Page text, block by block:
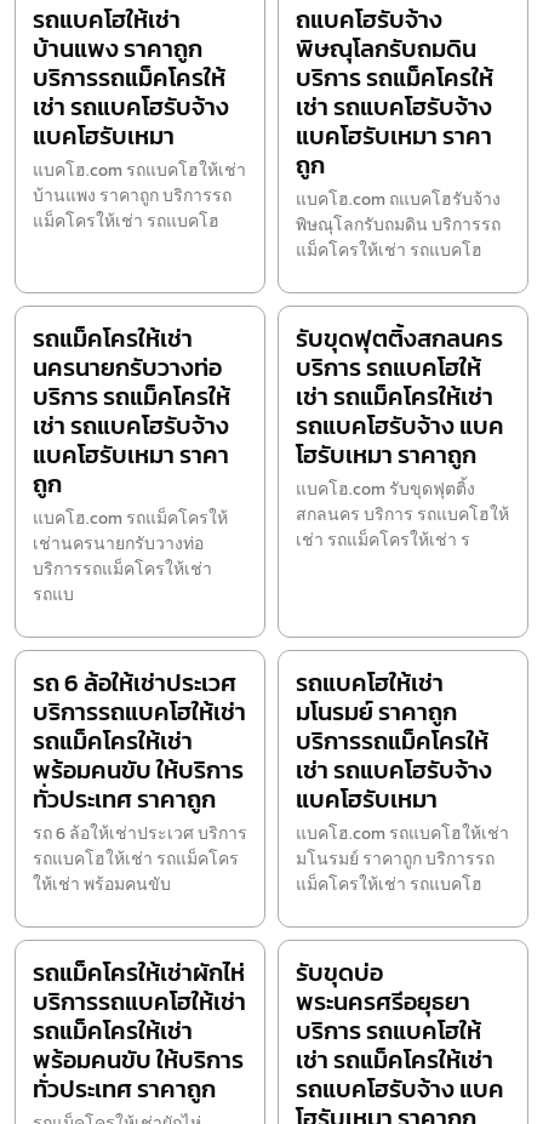
รถแบคโฮให้เช่า
บ้านแพง ราคาถูก
บริการรถแม็คโครให้
เช่า รถแบคโฮรับจ้าง
แบคโฮรับเหมา
แบคโฮ.com รถแบคโฮให้เช่า
บ้านแพง ราคาถูก บริการรถ
แม็คโครให้เช่า รถแบคโฮ
ถแบคโฮรับจ้าง
พิษณุโลกรับถมดิน
บริการ รถแม็คโครให้
เช่า รถแบคโฮรับจ้าง
แบคโฮรับเหมา ราคา
ถูก
แบคโฮ.com ถแบคโฮรับจ้าง
พิษณุโลกรับถมดิน บริการรถ
แม็คโครให้เช่า รถแบคโฮ
รถแม็คโครให้เช่า
นครนายกรับวางท่อ
บริการ รถแม็คโครให้
เช่า รถแบคโฮรับจ้าง
แบคโฮรับเหมา ราคา
ถูก
แบคโฮ.com รถแม็คโครให้
เช่านครนายกรับวางท่อ
บริการรถแม็คโครให้เช่า
รถแบ
รับขุดฟุตติ้งสกลนคร
บริการ รถแบคโฮให้
เช่า รถแม็คโครให้เช่า
รถแบคโฮรับจ้าง แบค
โฮรับเหมา ราคาถูก
แบคโฮ.com รับขุดฟุตติ้ง
สกลนคร บริการ รถแบคโฮให้
เช่า รถแม็คโครให้เช่า ร
รถ 6 ล้อให้เช่าประเวศ
บริการรถแบคโฮให้เช่า
รถแม็คโครให้เช่า
พร้อมคนขับ ให้บริการ
ทั่วประเทศ ราคาถูก
รถ 6 ล้อให้เช่าประเวศ บริการ
รถแบคโฮให้เช่า รถแม็คโคร
ให้เช่า พร้อมคนขับ
รถแบคโฮให้เช่า
มโนรมย์ ราคาถูก
บริการรถแม็คโครให้
เช่า รถแบคโฮรับจ้าง
แบคโฮรับเหมา
แบคโฮ.com รถแบคโฮให้เช่า
มโนรมย์ ราคาถูก บริการรถ
แม็คโครให้เช่า รถแบคโฮ
รถแม็คโครให้เช่าผักไห่
บริการรถแบคโฮให้เช่า
รถแม็คโครให้เช่า
พร้อมคนขับ ให้บริการ
ทั่วประเทศ ราคาถูก
รับขุดบ่อ
พระนครศรีอยุธยา
บริการ รถแบคโฮให้
เช่า รถแม็คโครให้เช่า
รถแบคโฮรับจ้าง แบค